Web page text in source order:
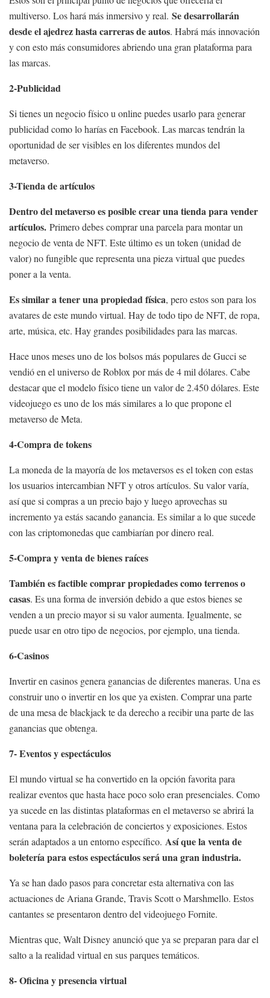
multiverso. Los hará más inmersivo y real. Se desarrollarán
desde el ajedrez hasta carreras de autos. Habrá más innovación
y con esto más consumidores abriendo una gran plataforma para
las marcas.
2-Publicidad
Si tienes un negocio físico u online puedes usarlo para generar
publicidad como lo harías en Facebook. Las marcas tendrán la
oportunidad de ser visibles en los diferentes mundos del
metaverso.
3-Tienda de artículos
Dentro del metaverso es posible crear una tienda para vender
artículos. Primero debes comprar una parcela para montar un
negocio de venta de NFT. Este último es un token (unidad de
valor) no fungible que representa una pieza virtual que puedes
poner a la venta.
Es similar a tener una propiedad física, pero estos son para los
avatares de este mundo virtual. Hay de todo tipo de NFT, de ropa,
arte, música, etc. Hay grandes posibilidades para las marcas.
Hace unos meses uno de los bolsos más populares de Gucci se
vendió en el universo de Roblox por más de 4 mil dólares. Cabe
destacar que el modelo físico tiene un valor de 2.450 dólares. Este
videojuego es uno de los más similares a lo que propone el
metaverso de Meta.
4-Compra de tokens
La moneda de la mayoría de los metaversos es el token con estas
los usuarios intercambian NFT y otros artículos. Su valor varía,
así que si compras a un precio bajo y luego aprovechas su
incremento ya estás sacando ganancia. Es similar a lo que sucede
con las criptomonedas que cambiarían por dinero real.
5-Compra y venta de bienes raíces
También es factible comprar propiedades como terrenos o
casas. Es una forma de inversión debido a que estos bienes se
venden a un precio mayor si su valor aumenta. Igualmente, se
puede usar en otro tipo de negocios, por ejemplo, una tienda.
6-Casinos
Invertir en casinos genera ganancias de diferentes maneras. Una es
construir uno o invertir en los que ya existen. Comprar una parte
de una mesa de blackjack te da derecho a recibir una parte de las
ganancias que obtenga.
7- Eventos y espectáculos
El mundo virtual se ha convertido en la opción favorita para
realizar eventos que hasta hace poco solo eran presenciales. Como
ya sucede en las distintas plataformas en el metaverso se abrirá la
ventana para la celebración de conciertos y exposiciones. Estos
serán adaptados a un entorno específico. Así que la venta de
boletería para estos espectáculos será una gran industria.
Ya se han dado pasos para concretar esta alternativa con las
actuaciones de Ariana Grande, Travis Scott o Marshmello. Estos
cantantes se presentaron dentro del videojuego Fornite.
Mientras que, Walt Disney anunció que ya se preparan para dar el
salto a la realidad virtual en sus parques temáticos.
8- Oficina y presencia virtual